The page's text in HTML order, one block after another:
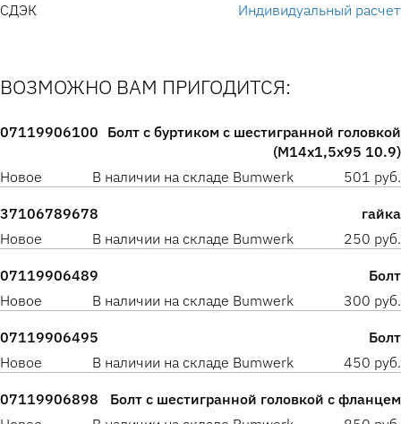
СДЭК
Индивидуальный расчет
ВОЗМОЖНО ВАМ ПРИГОДИТСЯ:
07119906100 Болт с буртиком с шестигранной головкой
(M14x1,5x95 10.9)
Новое
В наличии на складе Bumwerk 501 руб.
37106789678
гайка
Новое
В наличии на складе Bumwerk 250 руб.
07119906489
Болт
Новое
В наличии на складе Bumwerk 300 руб.
07119906495
Болт
Новое
В наличии на складе Bumwerk 450 руб.
07119906898
Болт с шестигранной головкой с фланцем